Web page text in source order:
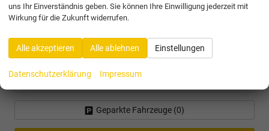
Toyota
Volkswagen
Geparkte Fahrzeuge (0)
uns Ihr Einverständnis geben. Sie können Ihre Einwilligung jederzeit mit
Wirkung für die Zukunft widerrufen.
Alle akzeptieren Alle ablehnen Einstellungen
Datenschutzerklärung Impressum